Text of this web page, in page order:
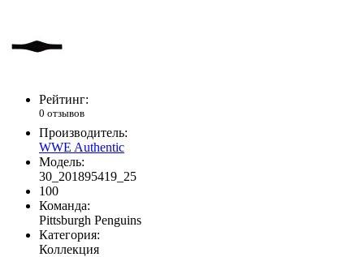
Рейтинг:
0 отзывов
Производитель:
WWE Authentic
Модель:
30_201895419_25
100
Команда:
Pittsburgh Penguins
Категория:
Коллекция